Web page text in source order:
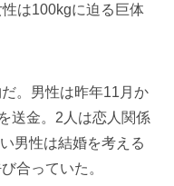
は100kgに迫る巨体
。男性は昨年11月か
送金。2人は恋人関係
男性は結婚を考える
合っていた。